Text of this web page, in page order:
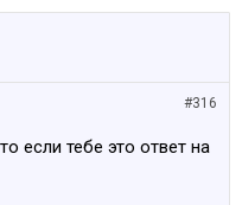
#316
если тебе это ответ на